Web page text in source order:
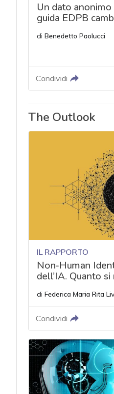
Un dato
guida EDPB
di Benedetto Paolucci
Condividi
The Outlook
IL RAPPORTO
Non‑Human
dell’IA. Quanto si
di Federica Maria Rita
Condividi